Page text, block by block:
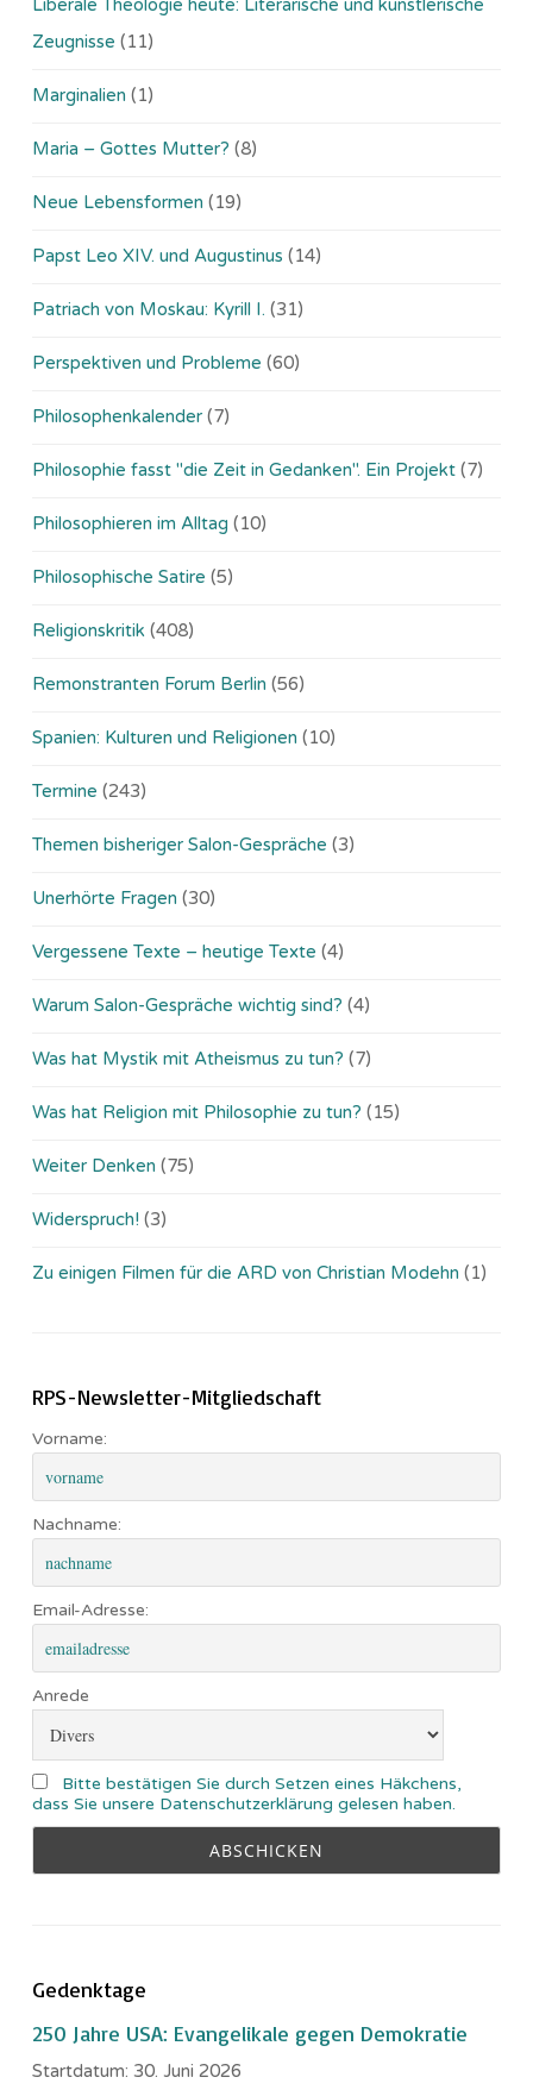
Liberale Theologie heute: Literarische und künstlerische
Zeugnisse (11)
Marginalien (1)
Maria – Gottes Mutter? (8)
Neue Lebensformen (19)
Papst Leo XIV. und Augustinus (14)
Patriach von Moskau: Kyrill I. (31)
Perspektiven und Probleme (60)
Philosophenkalender (7)
Philosophie fasst "die Zeit in Gedanken". Ein Projekt (7)
Philosophieren im Alltag (10)
Philosophische Satire (5)
Religionskritik (408)
Remonstranten Forum Berlin (56)
Spanien: Kulturen und Religionen (10)
Termine (243)
Themen bisheriger Salon-Gespräche (3)
Unerhörte Fragen (30)
Vergessene Texte – heutige Texte (4)
Warum Salon-Gespräche wichtig sind? (4)
Was hat Mystik mit Atheismus zu tun? (7)
Was hat Religion mit Philosophie zu tun? (15)
Weiter Denken (75)
Widerspruch! (3)
Zu einigen Filmen für die ARD von Christian Modehn (1)
RPS-Newsletter-Mitgliedschaft
Vorname:
Nachname:
Email-Adresse:
Anrede
Bitte bestätigen Sie durch Setzen eines Häkchens,
dass Sie unsere Datenschutzerklärung gelesen haben.
Gedenktage
250 Jahre USA: Evangelikale gegen Demokratie
Startdatum: 30. Juni 2026